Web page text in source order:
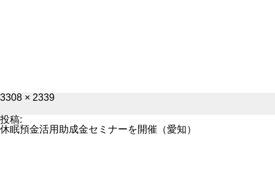
フ
サ
イ
ズ
3308 × 2339
投稿:
休眠預金活用助成金セミナーを開催（愛知）